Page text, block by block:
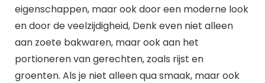
eigenschappen, maar ook door een moderne look
en door de veelzijdigheid, Denk even niet alleen
aan zoete bakwaren, maar ook aan het
portioneren van gerechten, zoals rijst en
groenten. Als je niet alleen qua smaak, maar ook